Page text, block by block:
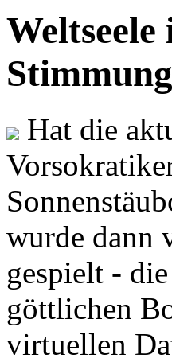
Hat die
wurde dann
gespielt -
göttlichen
virtuellen